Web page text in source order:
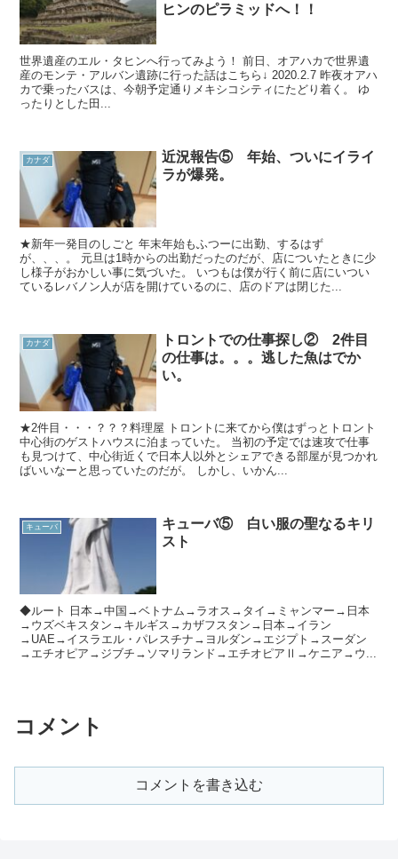
ヒンのピラミッドへ！！
世界遺産のエル・タヒンへ行ってみよう！ 前日、オアハカで世界遺
産のモンテ・アルバン遺跡に行った話はこちら↓ 2020.2.7 昨夜オアハ
カで乗ったバスは、今朝予定通りメキシコシティにたどり着く。 ゆ
ったりとした田...
カナダ
近況報告⑤ 年始、ついにイライ
ラが爆発。
★新年一発目のしごと 年末年始もふつーに出勤、するはず
が、、、。 元旦は1時からの出勤だったのだが、店についたときに少
し様子がおかしい事に気づいた。 いつもは僕が行く前に店にいつい
ているレバノン人が店を開けているのに、店のドアは閉じた...
カナダ
トロントでの仕事探し② 2件目
の仕事は。。。逃した魚はでか
い。
★2件目・・・？？？料理屋 トロントに来てから僕はずっとトロント
中心街のゲストハウスに泊まっていた。 当初の予定では速攻で仕事
も見つけて、中心街近くで日本人以外とシェアできる部屋が見つかれ
ばいいなーと思っていたのだが。 しかし、いかん...
キューバ
キューバ⑤ 白い服の聖なるキリ
スト
◆ルート 日本→中国→ベトナム→ラオス→タイ→ミャンマー→日本
→ウズベキスタン→キルギス→カザフスタン→日本→イラン
→UAE→イスラエル・パレスチナ→ヨルダン→エジプト→スーダン
→エチオピア→ジブチ→ソマリランド→エチオピアⅡ→ケニア→ウ...
コメント
コメントを書き込む